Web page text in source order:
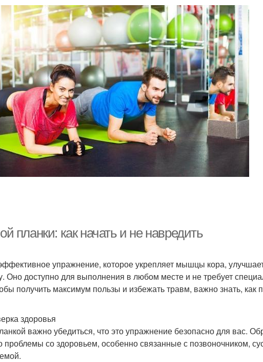
планки: как начать и не навредить
упражнение, которое укрепляет мышцы кора,
доступно для выполнения в любом месте и не требует
получить максимум пользы и избежать травм, важно знать, как
здоровья
важно убедиться, что это упражнение безопасно для вас.
проблемы со здоровьем, особенно связанные с позвоночником,